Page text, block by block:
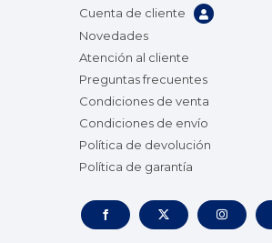
Cuenta de cliente
Novedades
Atención al cliente
Preguntas frecuentes
Condiciones de venta
Condiciones de envío
Política de devolución
Política de garantía